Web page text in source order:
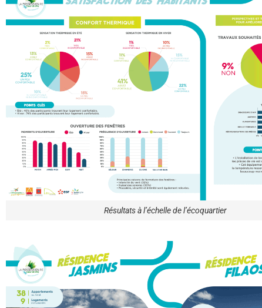
Résultats à l’échelle de l’écoquartier